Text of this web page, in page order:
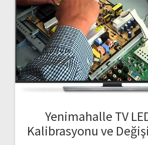
Yenimahalle TV
Kalibrasyonu ve